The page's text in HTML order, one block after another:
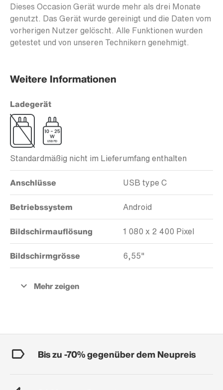
Dieses Occasion Gerät wurde mehr als drei Monate
genutzt. Das Gerät wurde gereinigt und die Daten vom
vorherigen Nutzer gelöscht. Alle Funktionen wurden
getestet und von unseren Technikern genehmigt.
Weitere Informationen
Ladegerät
Standardmäßig nicht im Lieferumfang enthalten
Anschlüsse USB type C
Betriebssystem Android
Bildschirmauflösung 1 080 x 2 400 Pixel
Bildschirmgrösse 6,55"
Bis zu -70% gegenüber dem Neupreis